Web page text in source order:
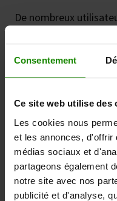
Consentement
Ce site web utilise des
Les cookies nous
et les annonces, d'offrir
médias sociaux et
partageons également
notre site avec nos
publicité et d'analyse,
De nombreux
amélioration de la
NMES avec Revitive.
dans les jambes peut
pendant le
Pour beaucoup, cela
sensations de
dans les jambes et
l’appareil.